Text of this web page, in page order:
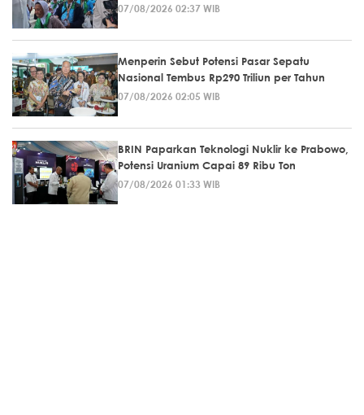
07/08/2026 02:37 WIB
Menperin Sebut Potensi Pasar Sepatu
Nasional Tembus Rp290 Triliun per Tahun
07/08/2026 02:05 WIB
BRIN Paparkan Teknologi Nuklir ke Prabowo,
Potensi Uranium Capai 89 Ribu Ton
07/08/2026 01:33 WIB